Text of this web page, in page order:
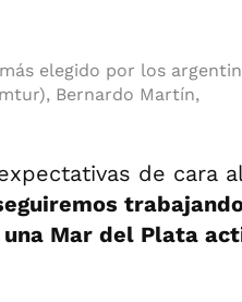
elegido por los
Bernardo Martín,
de cara
Mar del Plata